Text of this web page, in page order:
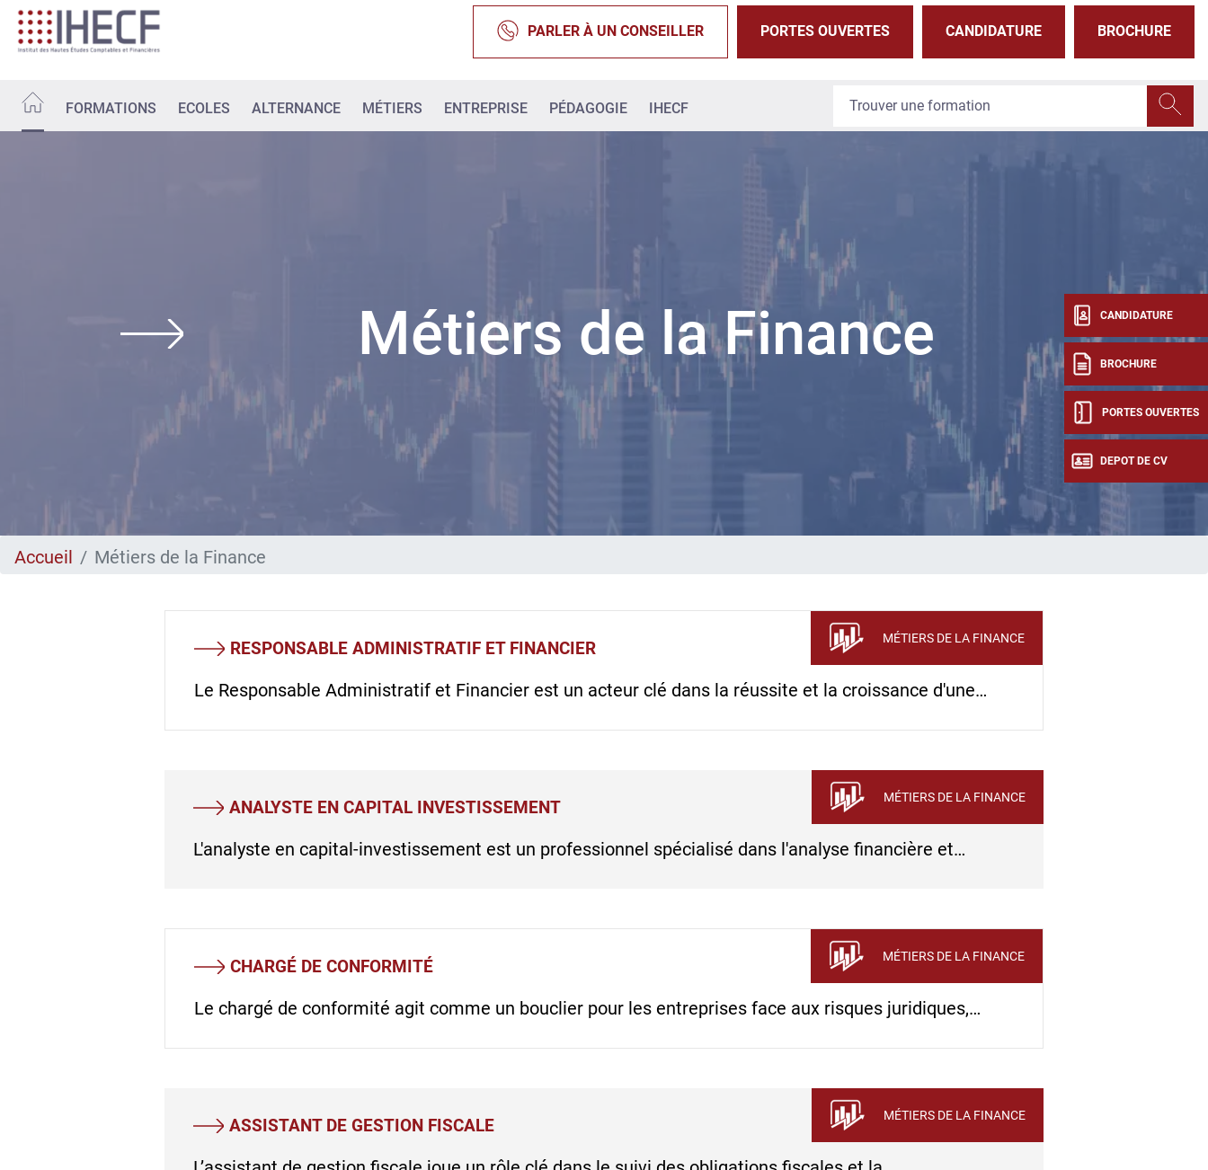
Aller
contenu
PARLER À UN CONSEILLER PORTES OUVERTES CANDIDATURE BROCHURE
FORMATIONS ECOLES ALTERNANCE MÉTIERS ENTREPRISE PÉDAGOGIE IHECF
CANDIDATURE
BROCHURE
PORTES OUVERTES
DEPOT DE CV
Métiers de la Finance
Accueil Métiers de la Finance
RESPONSABLE ADMINISTRATIF ET FINANCIER MÉTIERS DE LA FINANCE
Le Responsable Administratif et Financier est un acteur clé dans la réussite et la croissance d'une…
ANALYSTE EN CAPITAL INVESTISSEMENT MÉTIERS DE LA FINANCE
L'analyste en capital-investissement est un professionnel spécialisé dans l'analyse financière et…
CHARGÉ DE CONFORMITÉ MÉTIERS DE LA FINANCE
Le chargé de conformité agit comme un bouclier pour les entreprises face aux risques juridiques,…
ASSISTANT DE GESTION FISCALE MÉTIERS DE LA FINANCE